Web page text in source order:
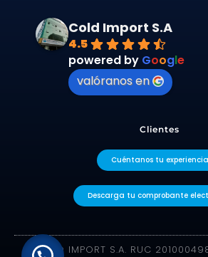
Cold Import S.A
4.5
powered by Google
valóranos en
Clientes
Cuéntanos tu experiencia
Descarga tu comprobante
COLD IMPORT S.A. RUC